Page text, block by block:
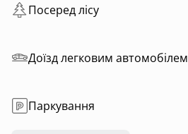
Посеред лісу
Доїзд легковим автомобілем
Паркування